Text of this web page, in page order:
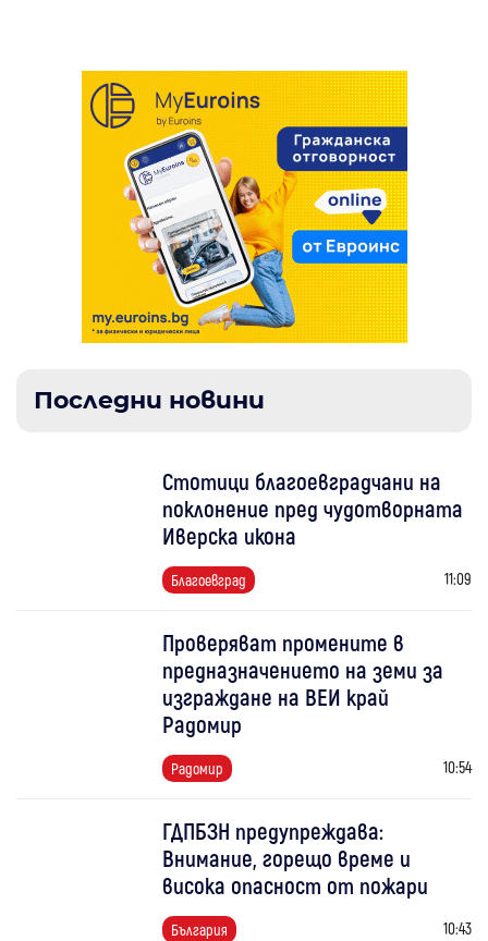
Последни новини
Стотици благоевградчани на
поклонение пред чудотворната
Иверска икона
Благоевград 11:09
Проверяват промените в
предназначението на земи за
изграждане на ВЕИ край
Радомир
Радомир 10:54
ГДПБЗН предупреждава:
Внимание, горещо време и
висока опасност от пожари
България 10:43